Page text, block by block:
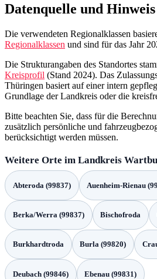
Datenquelle und Hinweis
Die verwendeten Regionalklassen
Regionalklassen und sind für das Jahr
Die Strukturangaben des Standortes
Kreisprofil (Stand 2024). Das
Thüringen basiert auf einer intern
Grundlage der Landkreis oder die
Bitte beachten Sie, dass für die
zusätzlich persönliche und
berücksichtigt werden müssen.
Weitere Orte im Landkreis
Abteroda (99837) Auenheim-Rienau
Berka/Werra (99837) Bischofroda
Burkhardtroda Burla (99820)
Deubach (99846) Ebenau (99831)